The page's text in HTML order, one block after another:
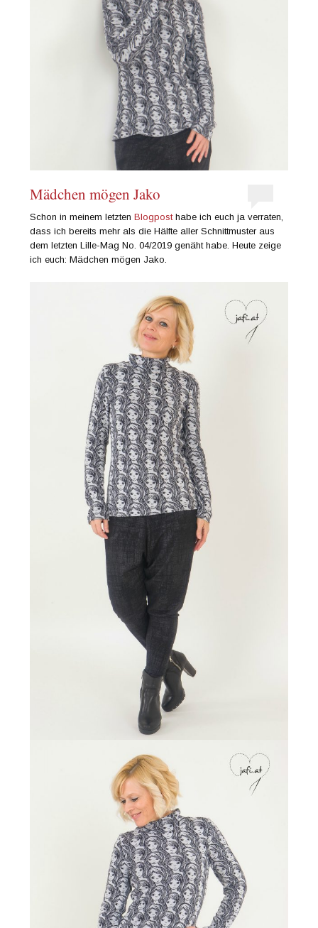
Mädchen mögen Jako
Schon in meinem letztenBlogposthabe ich euch ja verraten,
dass ich bereits mehr als die Hälfte aller Schnittmuster aus
dem letzten Lille-Mag No. 04/2019 genäht habe. Heute zeige
ich euch: Mädchen mögen Jako.